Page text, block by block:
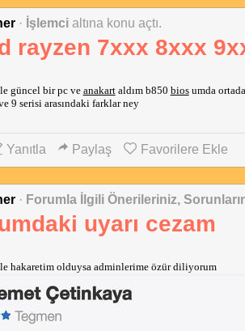
· İşlemci altına konu açtı.
rayzen 7xxx 8xxx
güncel bir pc ve anakartaldım b850 biosumda
9 serisi arasındaki farklar ney
Yanıtla Paylaş Favorilere Ekle
· Forumla İlgili Önerileriniz,
uyarı cezam
hakaretim olduysa adminlerime özür diliyorum